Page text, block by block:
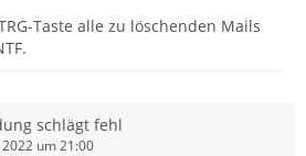
Taste alle zu löschenden Mails
schlägt fehl
um 21:00